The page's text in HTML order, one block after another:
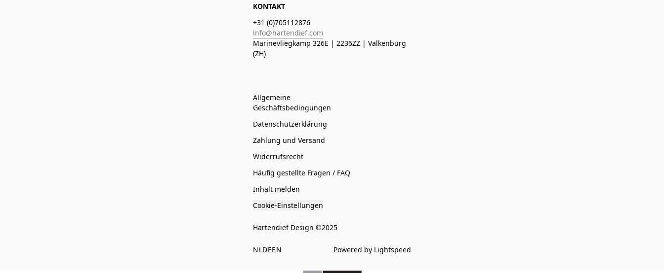
KONTAKT
+31 (0)705112876
info@hartendief.com
Marinevliegkamp 326E | 2236ZZ | Valkenburg
(ZH)
Allgemeine
Geschäftsbedingungen
Datenschutzerklärung
Zahlung und Versand
Widerrufsrecht
Häufig gestellte Fragen / FAQ
Inhalt melden
Cookie-Einstellungen
Hartendief Design ©2025
NLDEEN Powered by Lightspeed